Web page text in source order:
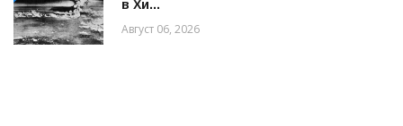
в Хи...
Август 06, 2026